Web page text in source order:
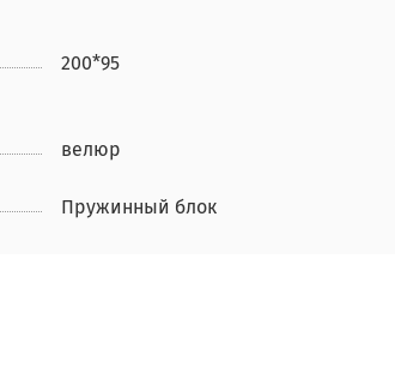
200*95
велюр
Пружинный блок